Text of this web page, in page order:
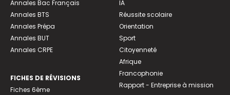
Annales Bac Français
Annales BTS
Annales Prépa
Annales BUT
Annales CRPE
FICHES DE RÉVISIONS
Fiches 6ème
IA
Réussite scolaire
Orientation
Sport
Citoyenneté
Afrique
Francophonie
Rapport - Entreprise à mission